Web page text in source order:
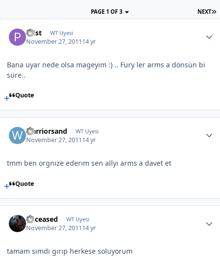
NEXT
PAGE 1 OF 3
Prist WT Uyesi
November 27, 201114 yr
Bana uyar nede olsa mageyim :) .. Fury ler arms a dönsün bi
süre..
Quote
warriorsand WT Uyesi
November 27, 201114 yr
tmm ben orgnıze ederım sen allyı arms a davet et
Quote
Deceased WT Uyesi
November 27, 201114 yr
tamam sımdı gırıp herkese soluyorum